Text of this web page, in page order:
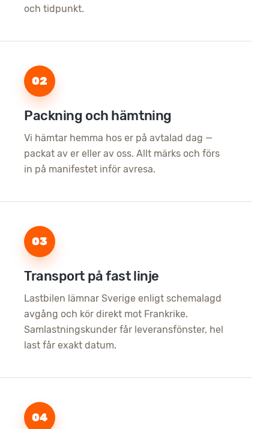
och tidpunkt.
02
Packning och hämtning
Vi hämtar hemma hos er på avtalad dag —
packat av er eller av oss. Allt märks och förs
in på manifestet inför avresa.
03
Transport på fast linje
Lastbilen lämnar Sverige enligt schemalagd
avgång och kör direkt mot Frankrike.
Samlastningskunder får leveransfönster, hel
last får exakt datum.
04